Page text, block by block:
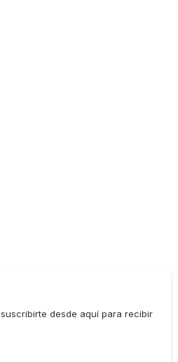
desde aquí para recibir